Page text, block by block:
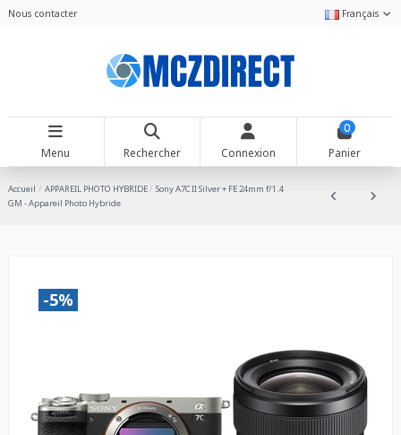
Nous contacter Français
Menu Rechercher Connexion
0
Panier
Accueil APPAREIL PHOTO HYBRIDE
Sony A7C II Silver + FE 24mm f/1.4
GM - Appareil Photo Hybride
-5%